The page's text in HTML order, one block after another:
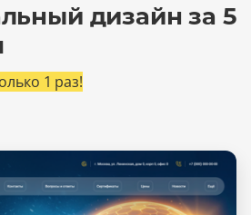
дизайн за 5
1 раз!